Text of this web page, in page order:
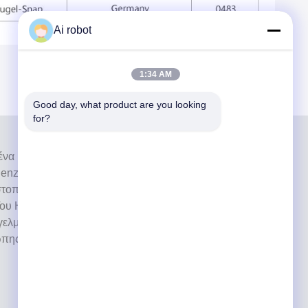
υψηλού επιπέδου εργαστήριο πλήρους
της Κίνας. Είναι από τα κορυφαία οδοντιατρικά
με CE, ISO και FDA και εξοπλισμένα με
Η δέσμευση για υψηλή ποιότητα, γρήγορο χρόνο
υπηρεσίες έχει κερδίσει πολλά θετικά σχόλια
και των ΗΠΑ.
Ai robot
1:34 AM
Good day, what product are you looking
for?